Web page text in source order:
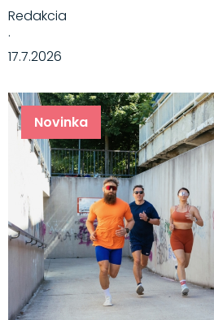
Redakcia
·
17.7.2026
Novinka